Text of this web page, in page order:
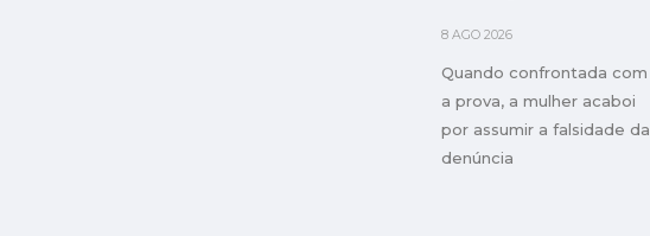
8 AGO 2026
Quando confrontada com
a prova, a mulher acaboi
por assumir a falsidade da
denúncia